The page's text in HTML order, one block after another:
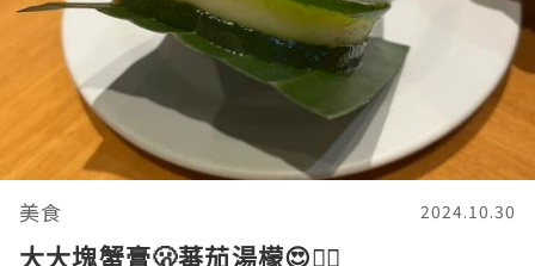
美食 2024.10.30
大大塊蟹膏🫢蕃茄湯檬😍👍🏻